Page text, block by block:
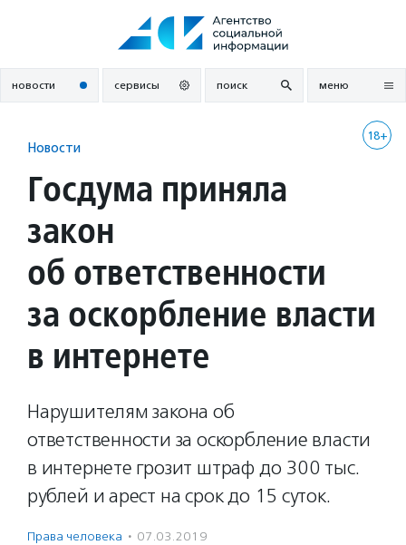
новости сервисы поиск меню
18+
Новости
Госдума приняла
закон
об ответственности
за оскорбление власти
в интернете
Нарушителям закона об
ответственности за оскорбление власти
в интернете грозит штраф до 300 тыс.
рублей и арест на срок до 15 суток.
Права человека · 07.03.2019